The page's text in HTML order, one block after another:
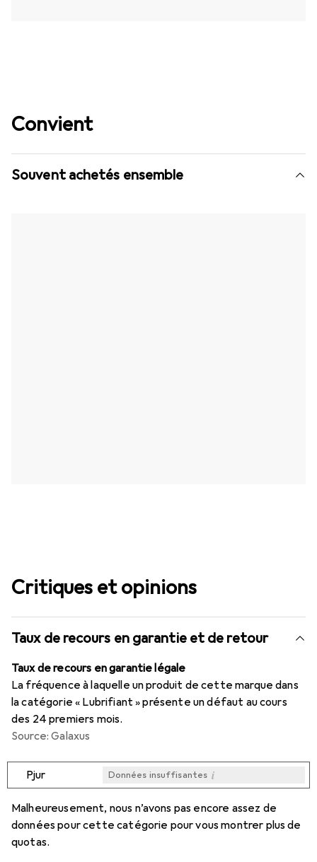
Convient
Souvent achetés ensemble
Critiques et opinions
Taux de recours en garantie et de retour
Taux de recours en garantie légale
La fréquence à laquelle un produit de cette marque dans
la catégorie « Lubrifiant » présente un défaut au cours
des 24 premiers mois.
Source: Galaxus
Pjur Données insuffisantes i
Malheureusement, nous n’avons pas encore assez de
données pour cette catégorie pour vous montrer plus de
quotas.